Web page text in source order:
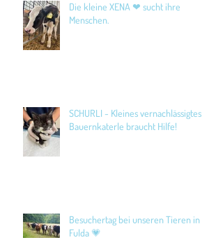
Die kleine XENA ❤ sucht ihre
Menschen.
SCHURLI - Kleines vernachlässigtes
Bauernkaterle braucht Hilfe!
Besuchertag bei unseren Tieren in
Fulda 💗